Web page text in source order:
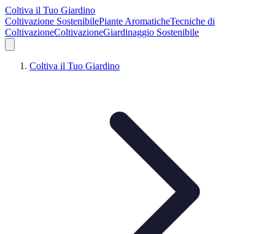
Coltiva il Tuo Giardino
Coltivazione SostenibilePiante AromaticheTecniche di
ColtivazioneColtivazioneGiardinaggio Sostenibile
Coltiva il Tuo Giardino